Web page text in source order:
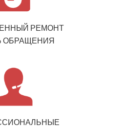
РЕМОНТ
ОБРАЩЕНИЯ